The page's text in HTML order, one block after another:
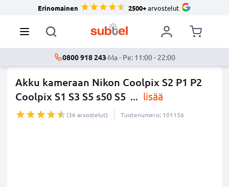
Erinomainen 2500+arvostelut
0800 918 243·Ma - Pe: 11:00 - 22:00
Akku kameraan Nikon Coolpix S2 P1 P2
Coolpix S1 S3 S5 s50 S5 ... lisää
(36 arvostelut) Tuotenumero: 101156